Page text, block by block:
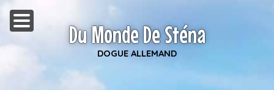
Du Monde De Sténa
DOGUE ALLEMAND